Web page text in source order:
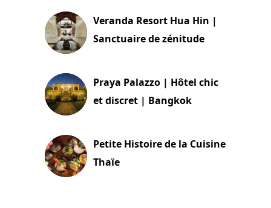
Veranda Resort Hua Hin |
Sanctuaire de zénitude
Praya Palazzo | Hôtel chic
et discret | Bangkok
Petite Histoire de la Cuisine
Thaïe